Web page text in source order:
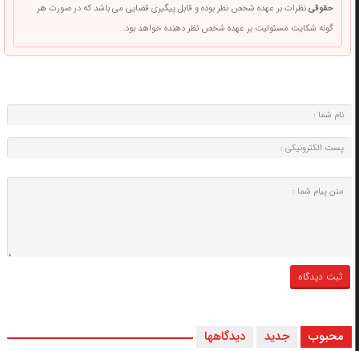
حقوقینظرات بر عهده شخص نظر بوده و قابل پیگیری قضایی می باشد که در صورت هر
گونه شکایت مسئولیت بر عهده شخص نظر دهنده خواهد بود.
محبوب جدید دیدگاهها